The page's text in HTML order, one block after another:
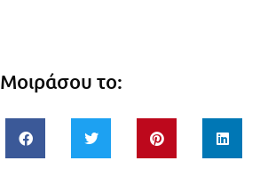
Μοιράσου το: